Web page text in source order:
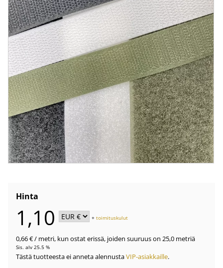
Hinta
1,10 +toimituskulut
0,66 €/ metri, kun ostat erissä, joiden suuruus on 25,0 metriä
Sis. alv 25.5 %
Tästä tuotteesta ei anneta alennustaVIP-asiakkaille.